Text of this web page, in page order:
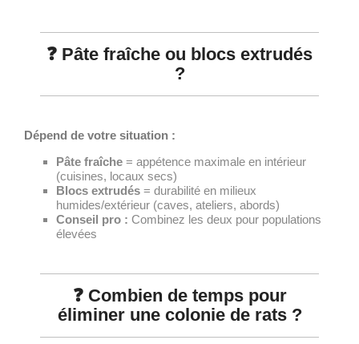
❓ Pâte fraîche ou blocs extrudés
?
Dépend de votre situation :
Pâte fraîche = appétence maximale en intérieur
(cuisines, locaux secs)
Blocs extrudés = durabilité en milieux
humides/extérieur (caves, ateliers, abords)
Conseil pro : Combinez les deux pour populations
élevées
❓ Combien de temps pour
éliminer une colonie de rats ?